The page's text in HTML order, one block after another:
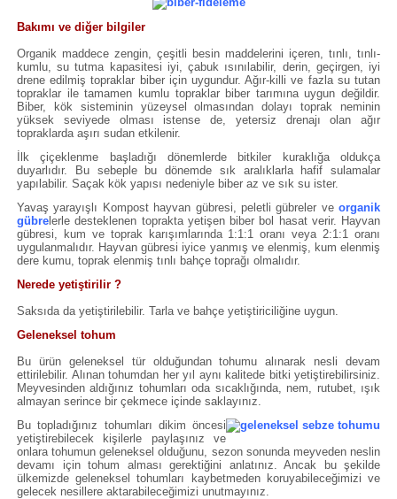
Bakımı ve diğer bilgiler
Organik maddece zengin, çeşitli besin maddelerini içeren, tınlı, tınlı-
kumlu, su tutma kapasitesi iyi, çabuk ısınılabilir, derin, geçirgen, iyi
drene edilmiş topraklar biber için uygundur. Ağır-killi ve fazla su tutan
topraklar ile tamamen kumlu topraklar biber tarımına uygun değildir.
Biber, kök sisteminin yüzeysel olmasından dolayı toprak neminin
yüksek seviyede olması istense de, yetersiz drenajı olan ağır
topraklarda aşırı sudan etkilenir.
İlk çiçeklenme başladığı dönemlerde bitkiler kuraklığa oldukça
duyarlıdır. Bu sebeple bu dönemde sık aralıklarla hafif sulamalar
yapılabilir. Saçak kök yapısı nedeniyle biber az ve sık su ister.
Yavaş yarayışlı Kompost hayvan gübresi, peletli gübreler ve organik
gübrelerle desteklenen toprakta yetişen biber bol hasat verir. Hayvan
gübresi, kum ve toprak karışımlarında 1:1:1 oranı veya 2:1:1 oranı
uygulanmalıdır. Hayvan gübresi iyice yanmış ve elenmiş, kum elenmiş
dere kumu, toprak elenmiş tınlı bahçe toprağı olmalıdır.
Nerede yetiştirilir ?
Saksıda da yetiştirilebilir. Tarla ve bahçe yetiştiriciliğine uygun.
Geleneksel tohum
Bu ürün geleneksel tür olduğundan tohumu alınarak nesli devam
ettirilebilir. Alınan tohumdan her yıl aynı kalitede bitki yetiştirebilirsiniz.
Meyvesinden aldığınız tohumları oda sıcaklığında, nem, rutubet, ışık
almayan serince bir çekmece içinde saklayınız.
Bu topladığınız tohumları dikim öncesi
yetiştirebilecek kişilerle paylaşınız ve
onlara tohumun geleneksel olduğunu, sezon sonunda meyveden neslin
devamı için tohum alması gerektiğini anlatınız. Ancak bu şekilde
ülkemizde geleneksel tohumları kaybetmeden koruyabileceğimizi ve
gelecek nesillere aktarabileceğimizi unutmayınız.